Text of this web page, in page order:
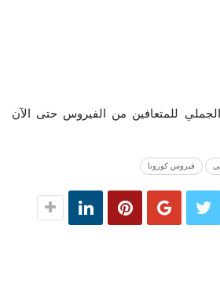
للمتعافين من الفيروس حتى الآن
فيروس كورونا